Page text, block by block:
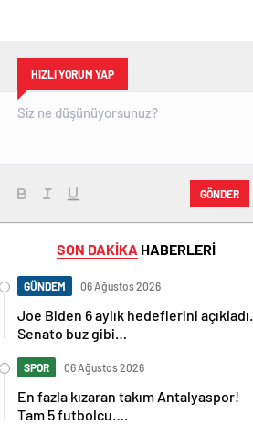
HIZLI YORUM YAP
GÖNDER
SON DAKİKA HABERLERİ
GÜNDEM 06 Ağustos 2026
Joe Biden 6 aylık hedeflerini açıkladı.
Senato buz gibi…
SPOR 06 Ağustos 2026
En fazla kızaran takım Antalyaspor!
Tam 5 futbolcu….